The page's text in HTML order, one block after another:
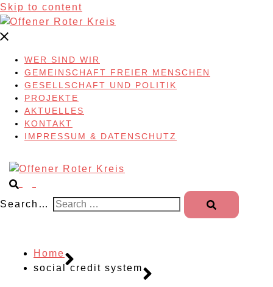
Skip to content
WER SIND WIR
GEMEINSCHAFT FREIER MENSCHEN
GESELLSCHAFT UND POLITIK
PROJEKTE
AKTUELLES
KONTAKT
IMPRESSUM & DATENSCHUTZ
Search…
Home
social credit system